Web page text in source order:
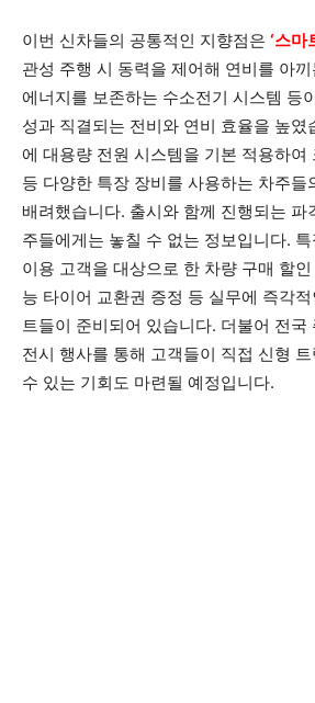
이번 신차들의 공통적인 지향점은 ‘스마
관성 주행 시 동력을 제어해 연비를 아
에너지를 보존하는 수소전기 시스템 등
성과 직결되는 전비와 연비 효율을 높였
에 대용량 전원 시스템을 기본 적용하여
등 다양한 특장 장비를 사용하는 차주들
배려했습니다. 출시와 함께 진행되는 파
주들에게는 놓칠 수 없는 정보입니다.
이용 고객을 대상으로 한 차량 구매 할
능 타이어 교환권 증정 등 실무에 즉각
트들이 준비되어 있습니다. 더불어 전국
전시 행사를 통해 고객들이 직접 신형
수 있는 기회도 마련될 예정입니다.